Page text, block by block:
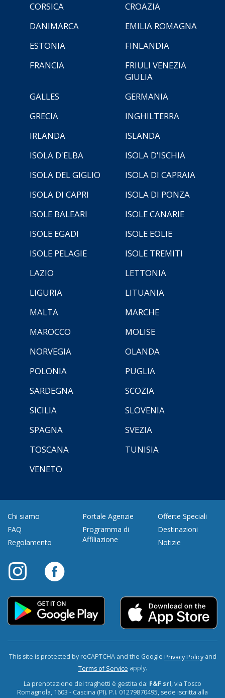
CORSICA
CROAZIA
DANIMARCA
EMILIA ROMAGNA
ESTONIA
FINLANDIA
FRANCIA
FRIULI VENEZIA
GIULIA
GALLES
GERMANIA
GRECIA
INGHILTERRA
IRLANDA
ISLANDA
ISOLA D'ELBA
ISOLA D'ISCHIA
ISOLA DEL GIGLIO
ISOLA DI CAPRAIA
ISOLA DI CAPRI
ISOLA DI PONZA
ISOLE BALEARI
ISOLE CANARIE
ISOLE EGADI
ISOLE EOLIE
ISOLE PELAGIE
ISOLE TREMITI
LAZIO
LETTONIA
LIGURIA
LITUANIA
MALTA
MARCHE
MAROCCO
MOLISE
NORVEGIA
OLANDA
POLONIA
PUGLIA
SARDEGNA
SCOZIA
SICILIA
SLOVENIA
SPAGNA
SVEZIA
TOSCANA
TUNISIA
VENETO
Chi siamo
FAQ
Regolamento
Portale Agenzie
Programma di
Affiliazione
Offerte Speciali
Destinazioni
Notizie
This site is protected by reCAPTCHA and the Google Privacy Policyand
Terms of Service apply.
La prenotazione dei traghetti è gestita da: F&F srl, via Tosco
Romagnola, 1603 - Cascina (PI). P.I. 01279870495, sede iscritta alla